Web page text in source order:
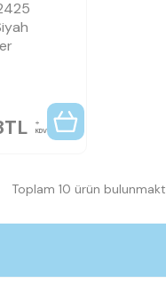
TL KDV
Toplam 10 ürün